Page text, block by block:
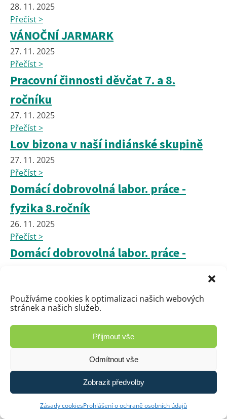
Používáme cookies k optimalizaci našich webových
stránek a našich služeb.
Přijmout vše
Odmítnout vše
Zobrazit předvolby
Zásady cookiesProhlášení o ochraně osobních údajů
28. 11. 2025
Přečíst >
VÁNOČNÍ JARMARK
27. 11. 2025
Přečíst >
Pracovní činnosti děvčat 7. a 8.
ročníku
27. 11. 2025
Přečíst >
Lov bizona v naší indiánské skupině
27. 11. 2025
Přečíst >
Domácí dobrovolná labor. práce -
fyzika 8.ročník
26. 11. 2025
Přečíst >
Domácí dobrovolná labor. práce -
Přečíst >
NÁVŠTĚVNÍKY – ZÁKAZ PARKOVÁNÍ
26. 11. 2025
Domácí experiment z FYZIKY pro
7.ročník